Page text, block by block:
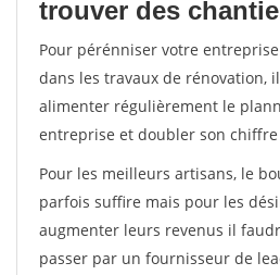
trouver des
Pour pérénniser votre
dans les travaux de rénovation,
alimenter régulièrement le
entreprise et doubler son
Pour les meilleurs artisans, le
parfois suffire mais pour les
augmenter leurs revenus il
passer par un fournisseur de